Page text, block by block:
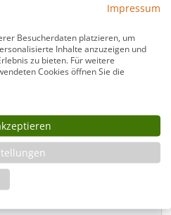
189,00 €
cm
i
249,00 €
Dusche,
Dusche,
cm
i
den gewünschten
Impressum
Besucherdaten platzieren, um
Inhalte anzuzeigen und
zu bieten. Für weitere
Cookies öffnen Sie die